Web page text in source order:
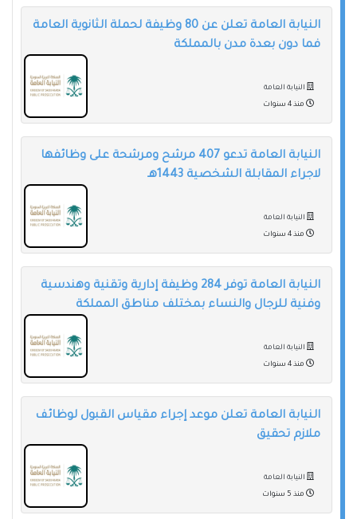
النيابة العامة تعلن عن 80 وظيفة لحملة الثانوية العامة
فما دون بعدة مدن بالمملكة
النيابة العامة
منذ 4 سنوات
النيابة العامة تدعو 407 مرشح ومرشحة على وظائفها
لاجراء المقابلة الشخصية 1443هـ
النيابة العامة
منذ 4 سنوات
النيابة العامة توفر 284 وظيفة إدارية وتقنية وهندسية
وفنية للرجال والنساء بمختلف مناطق المملكة
النيابة العامة
منذ 4 سنوات
النيابة العامة تعلن موعد إجراء مقياس القبول لوظائف
ملازم تحقيق
النيابة العامة
منذ 5 سنوات